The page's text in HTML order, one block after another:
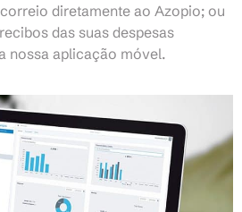
diretamente ao Azopio; ou
das suas despesas
nossa aplicação móvel.